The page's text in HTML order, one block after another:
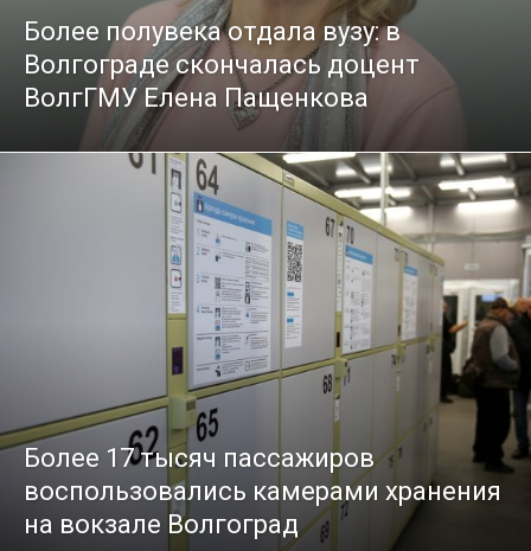
Более полувека отдала вузу: в
Волгограде скончалась доцент
ВолгГМУ Елена Пащенкова
Более 17 тысяч пассажиров
воспользовались камерами хранения
на вокзале Волгоград